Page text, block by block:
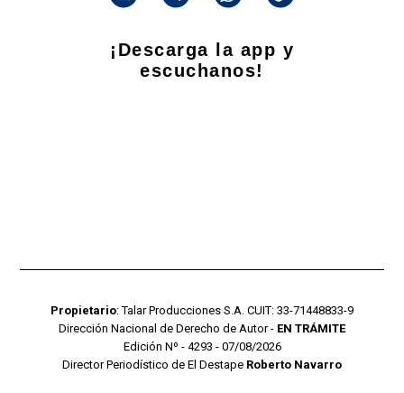
¡Descarga la app y
escuchanos!
Propietario: Talar Producciones S.A. CUIT: 33-71448833-9
Dirección Nacional de Derecho de Autor - EN TRÁMITE
Edición Nº - 4293 - 07/08/2026
Director Periodístico de El Destape Roberto Navarro